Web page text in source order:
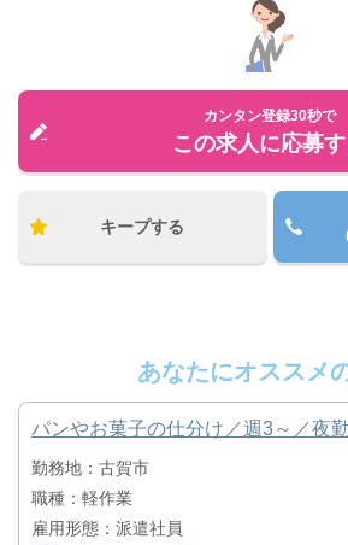
カンタン登録30秒で
この求人に応募
キープする
あなたにオススメ
パンやお菓子の仕分け／週3～／夜
勤務地：古賀市
職種：軽作業
雇用形態：派遣社員